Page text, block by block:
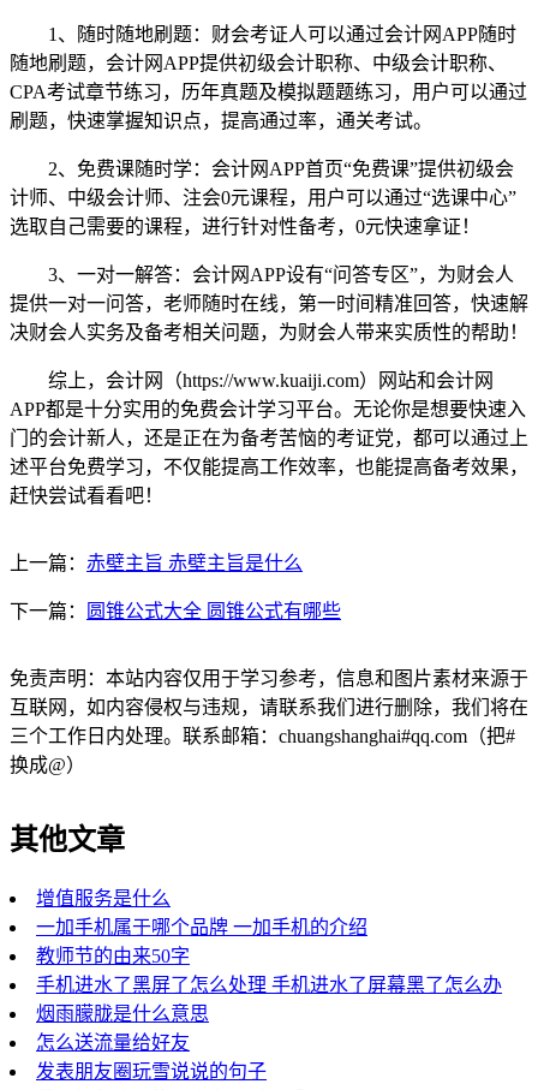
1、随时随地刷题：财会考证人可以通过会计网APP随时
随地刷题，会计网APP提供初级会计职称、中级会计职称、
CPA考试章节练习，历年真题及模拟题题练习，用户可以通过
刷题，快速掌握知识点，提高通过率，通关考试。
2、免费课随时学：会计网APP首页“免费课”提供初级会
计师、中级会计师、注会0元课程，用户可以通过“选课中心”
选取自己需要的课程，进行针对性备考，0元快速拿证！
3、一对一解答：会计网APP设有“问答专区”，为财会人
提供一对一问答，老师随时在线，第一时间精准回答，快速解
决财会人实务及备考相关问题，为财会人带来实质性的帮助！
综上，会计网（https://www.kuaiji.com）网站和会计网
APP都是十分实用的免费会计学习平台。无论你是想要快速入
门的会计新人，还是正在为备考苦恼的考证党，都可以通过上
述平台免费学习，不仅能提高工作效率，也能提高备考效果，
赶快尝试看看吧！
上一篇： 赤壁主旨 赤壁主旨是什么
下一篇： 圆锥公式大全 圆锥公式有哪些
免责声明：本站内容仅用于学习参考，信息和图片素材来源于
互联网，如内容侵权与违规，请联系我们进行删除，我们将在
三个工作日内处理。联系邮箱：chuangshanghai#qq.com（把#
换成@）
其他文章
增值服务是什么
一加手机属于哪个品牌 一加手机的介绍
教师节的由来50字
手机进水了黑屏了怎么处理 手机进水了屏幕黑了怎么办
烟雨朦胧是什么意思
怎么送流量给好友
发表朋友圈玩雪说说的句子